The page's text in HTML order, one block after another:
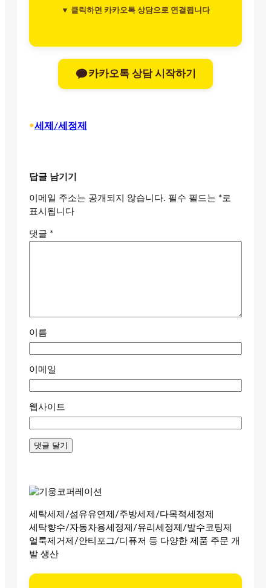
▼ 클릭하면 카카오톡 상담으로 연결됩니다
카카오톡 상담 시작하기
•세제/세정제
답글 남기기
이메일 주소는 공개되지 않습니다. 필수 필드는 *로
표시됩니다
댓글 *
이름
이메일
웹사이트
세탁세제/섬유유연제/주방세제/다목적세정제
세탁향수/자동차용세정제/유리세정제/발수코팅제
얼룩제거제/안티포그/디퓨저 등 다양한 제품 주문 개
발 생산